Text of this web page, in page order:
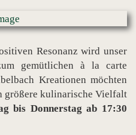
Resonanz wird unser
gemütlichen à la carte
Kreationen möchten
größere kulinarische Vielfalt
bis Donnerstag ab 17:30